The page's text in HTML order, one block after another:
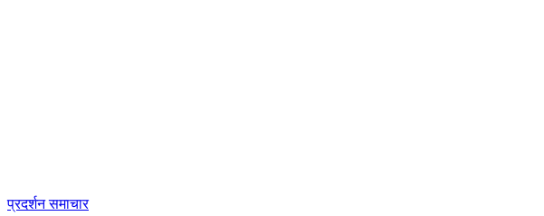
प्रदर्शन समाचार